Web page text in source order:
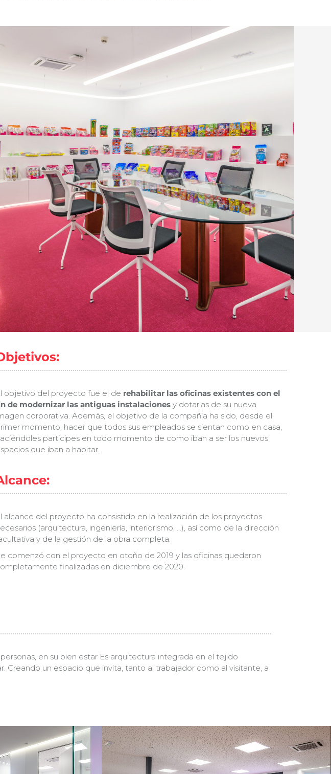
objetivo del proyecto fue el de rehabilitar las oficinas existentes con el
de modernizar las antiguas instalaciones y dotarlas de su nueva
corporativa. Además, el objetivo de la compañía ha sido, desde el
momento, hacer que todos sus empleados se sientan como en casa,
participes en todo momento de como iban a ser los nuevos
que iban a habitar.
alcance del proyecto ha consistido en la realización de los proyectos
(arquitectura, ingeniería, interiorismo, …), así como de la dirección
y de la gestión de la obra completa.
comenzó con el proyecto en otoño de 2019 y las oficinas quedaron
finalizadas en diciembre de 2020.
en su bien estar Es arquitectura integrada en el tejido
Creando un espacio que invita, tanto al trabajador como al visitante, a